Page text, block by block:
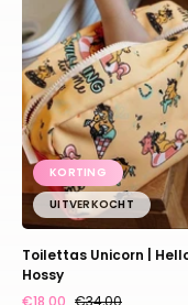
Hossy
KORTING
UITVERKOCHT
Toilettas Unicorn |
Hossy
€18,00 €34,00